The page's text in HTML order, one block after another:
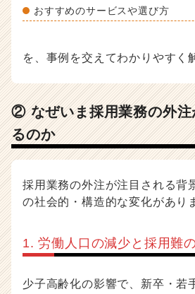
イ
ア
リ
ア
h
e
e
r
C
r
e
r）
おすすめのサービスや選び方
を、事例を交えてわかりやすく
② なぜいま採用業務の外注
るのか
採用業務の外注が注目される背
の社会的・構造的な変化があり
1. 労働人口の減少と採用難
少子高齢化の影響で、新卒・若